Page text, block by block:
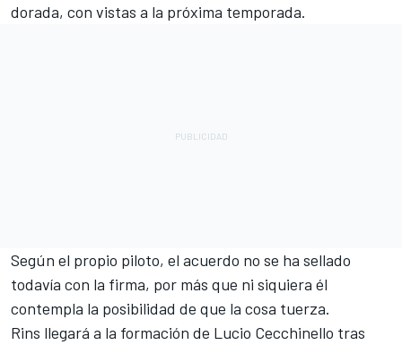
dorada, con vistas a la próxima temporada.
Según el propio piloto, el acuerdo no se ha sellado
todavía con la firma, por más que ni siquiera él
contempla la posibilidad de que la cosa tuerza.
Rins llegará a la formación de Lucio Cecchinello tras